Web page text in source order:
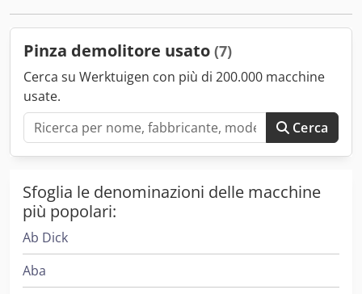
Larghezza: 400 mm Disponibile anche in versione pinza
per legno.
Pinza demolitore usato (7)
Cerca su Werktuigen con più di 200.000 macchine
usate.
Cerca
Sfoglia le denominazioni delle macchine
più popolari:
Ab Dick
Aba